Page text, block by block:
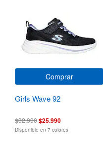
Comprar
Girls Wave 92
$32.990$25.990
Disponible en 7 colores